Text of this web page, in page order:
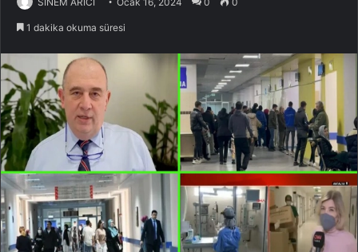
1 dakika okuma süresi